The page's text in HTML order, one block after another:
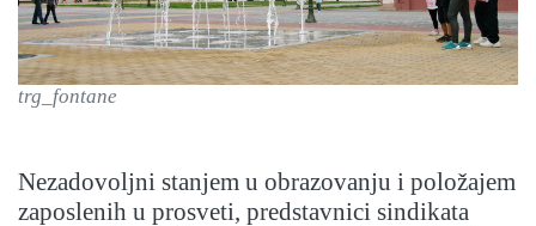
trg_fontane
Nezadovoljni stanjem u obrazovanju i položajem
zaposlenih u prosveti, predstavnici sindikata